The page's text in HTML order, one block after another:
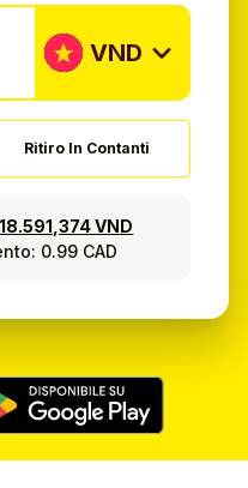
VND
Ritiro In Contanti
18.591,374 VND
0.99 CAD